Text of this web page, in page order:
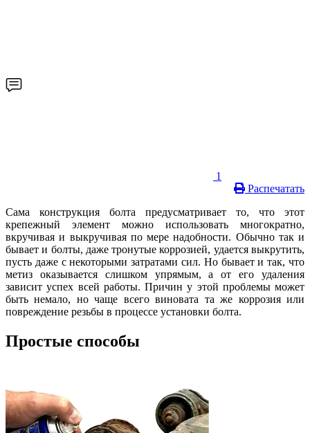
1
Распечатать
Сама конструкция болта предусматривает то, что этот
крепежный элемент можно использовать многократно,
вкручивая и выкручивая по мере надобности. Обычно так и
бывает и болты, даже тронутые коррозией, удается выкрутить,
пусть даже с некоторыми затратами сил. Но бывает и так, что
метиз оказывается слишком упрямым, а от его удаления
зависит успех всей работы. Причин у этой проблемы может
быть немало, но чаще всего виновата та же коррозия или
повреждение резьбы в процессе установки болта.
Простые способы